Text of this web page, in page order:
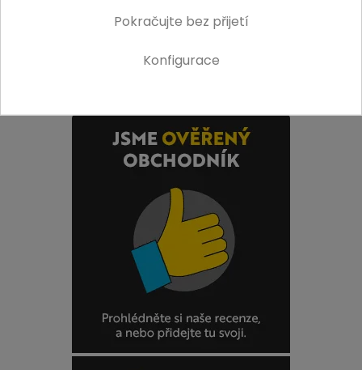
ZobrazitPokračujte bez přijetí
Konfigurace